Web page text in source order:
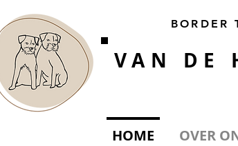
BORDER
VAN DE
HOME OVER